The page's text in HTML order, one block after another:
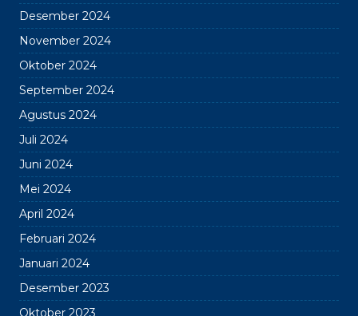
Desember 2024
November 2024
Oktober 2024
September 2024
Agustus 2024
Juli 2024
Juni 2024
Mei 2024
April 2024
Februari 2024
Januari 2024
Desember 2023
Oktober 2023